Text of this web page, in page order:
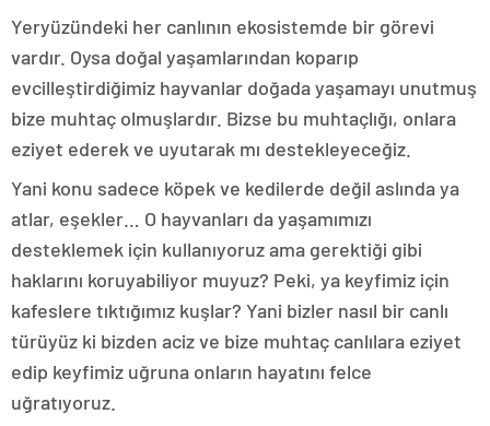
Yeryüzündeki her canlının ekosistemde bir görevi
vardır. Oysa doğal yaşamlarından koparıp
evcilleştirdiğimiz hayvanlar doğada yaşamayı unutmuş
bize muhtaç olmuşlardır. Bizse bu muhtaçlığı, onlara
eziyet ederek ve uyutarak mı destekleyeceğiz.
Yani konu sadece köpek ve kedilerde değil aslında ya
atlar, eşekler… O hayvanları da yaşamımızı
desteklemek için kullanıyoruz ama gerektiği gibi
haklarını koruyabiliyor muyuz? Peki, ya keyfimiz için
kafeslere tıktığımız kuşlar? Yani bizler nasıl bir canlı
türüyüz ki bizden aciz ve bize muhtaç canlılara eziyet
edip keyfimiz uğruna onların hayatını felce
uğratıyoruz.